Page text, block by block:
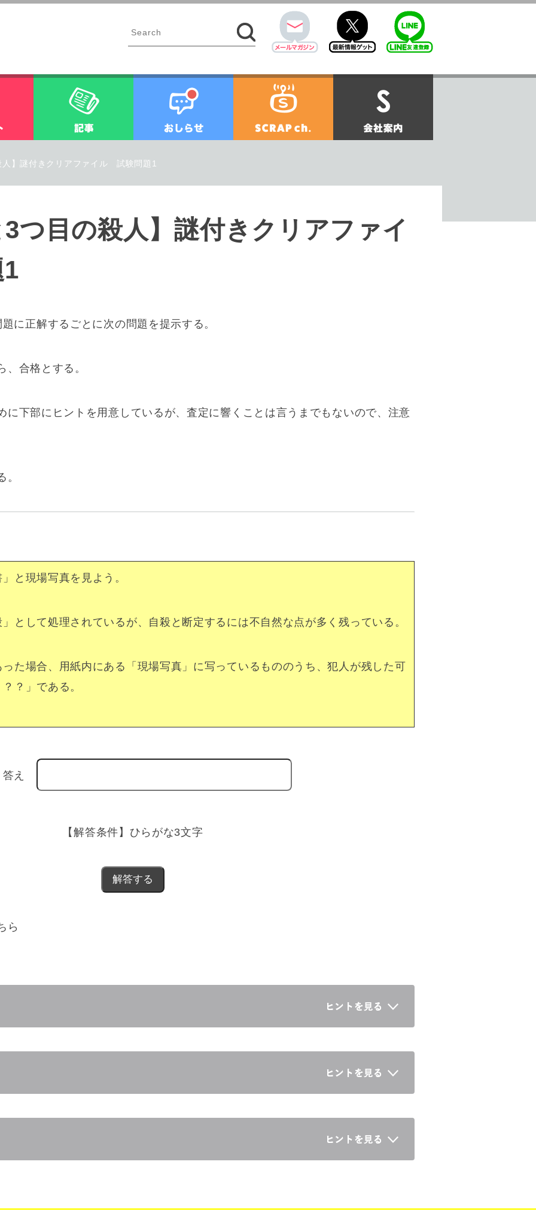
twitter
イベント 記事 お知らせ 会社案内
人】謎付きクリアファイル 試験問題1
つ目の殺人】謎付きクリアファイ
に正解するごとに次の問題を提示する。
合格とする。
に下部にヒントを用意しているが、査定に響くことは言うまでもないので、注意
。
と現場写真を見よう。
として処理されているが、自殺と断定するには不自然な点が多く残っている。
た場合、用紙内にある「現場写真」に写っているもののうち、犯人が残した可
？」である。
【解答条件】ひらがな3文字
ら